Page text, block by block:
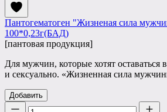
Пантогематоген "Жизненая сила
100*0,23г(БАД)
[пантовая продукция]
Для мужчин, которые хотят
и сексуально. «Жизненная сила
Добавить
Количество